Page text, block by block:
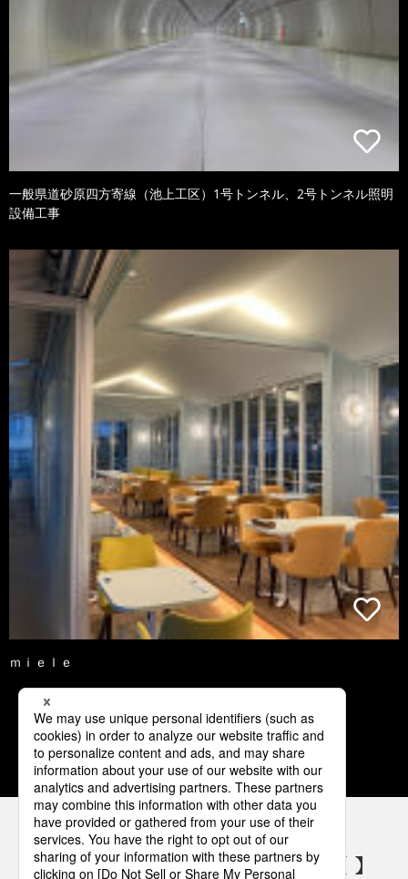
一般県道砂原四方寄線（池上工区）1号トンネル、2号トンネル照明
設備工事
ｍｉｅｌｅ
1 2 3 4 5
パナソニックの電気設備 SNSアカウント